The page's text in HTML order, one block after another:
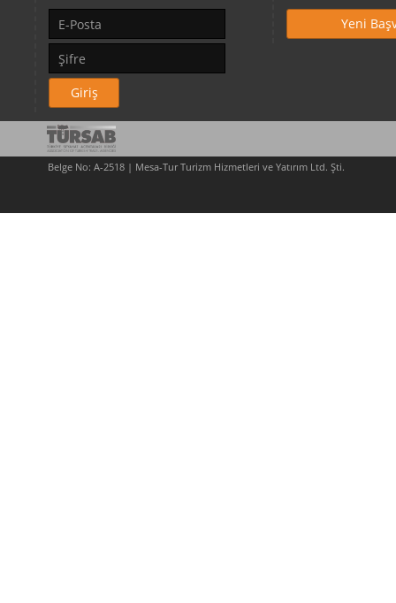
Giriş
Yeni
Belge No: A-2518 | Mesa-Tur Turizm Hizmetleri ve Yatırım Ltd. Şti.